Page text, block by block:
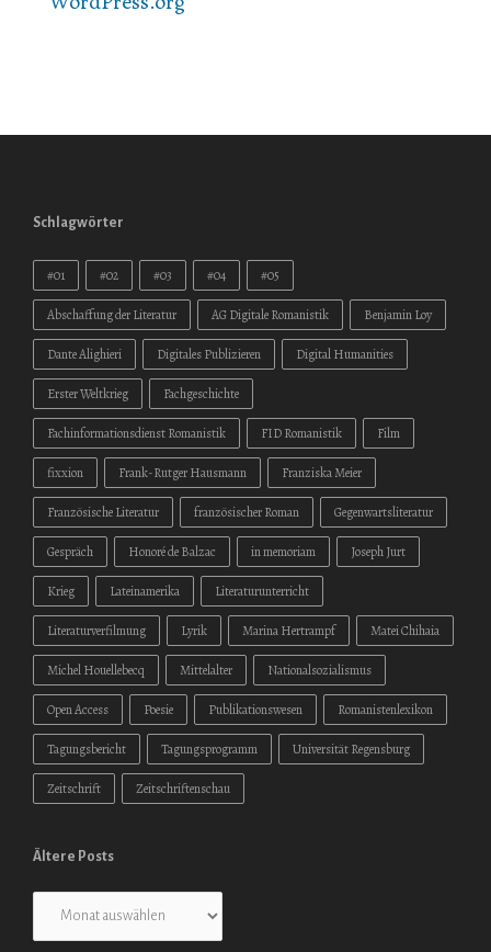
Schlagwörter
#01 #02 #03 #04 #05
Abschaffung der Literatur AG Digitale Romanistik Benjamin Loy
Dante Alighieri Digitales Publizieren Digital Humanities
Erster Weltkrieg Fachgeschichte
Fachinformationsdienst Romanistik FID Romanistik Film
fixxion Frank-Rutger Hausmann Franziska Meier
Französische Literatur französischer Roman Gegenwartsliteratur
Gespräch Honoré de Balzac in memoriam Joseph Jurt
Krieg Lateinamerika Literaturunterricht
Literaturverfilmung Lyrik Marina Hertrampf Matei Chihaia
Michel Houellebecq Mittelalter Nationalsozialismus
Open Access Poesie Publikationswesen Romanistenlexikon
Tagungsbericht Tagungsprogramm Universität Regensburg
Zeitschrift Zeitschriftenschau
Ältere Posts
Posts